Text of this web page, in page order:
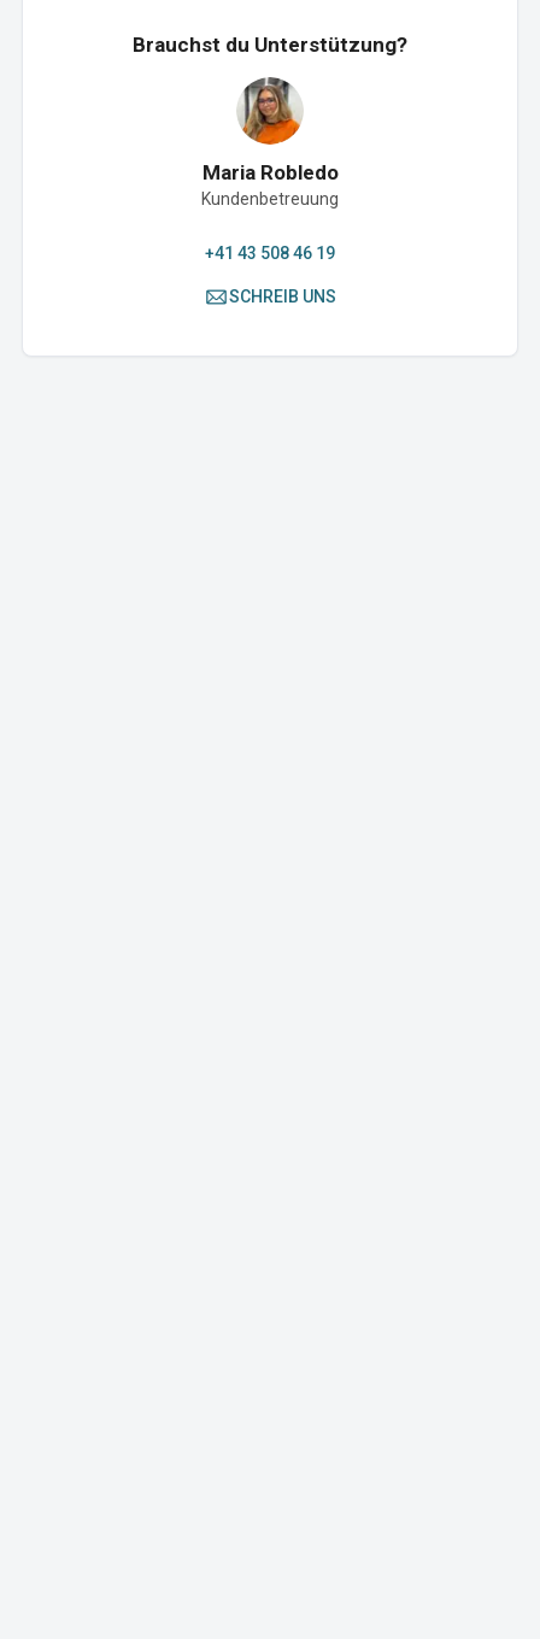
Brauchst du Unterstützung?
Maria Robledo
Kundenbetreuung
+41 43 508 46 19
SCHREIB UNS